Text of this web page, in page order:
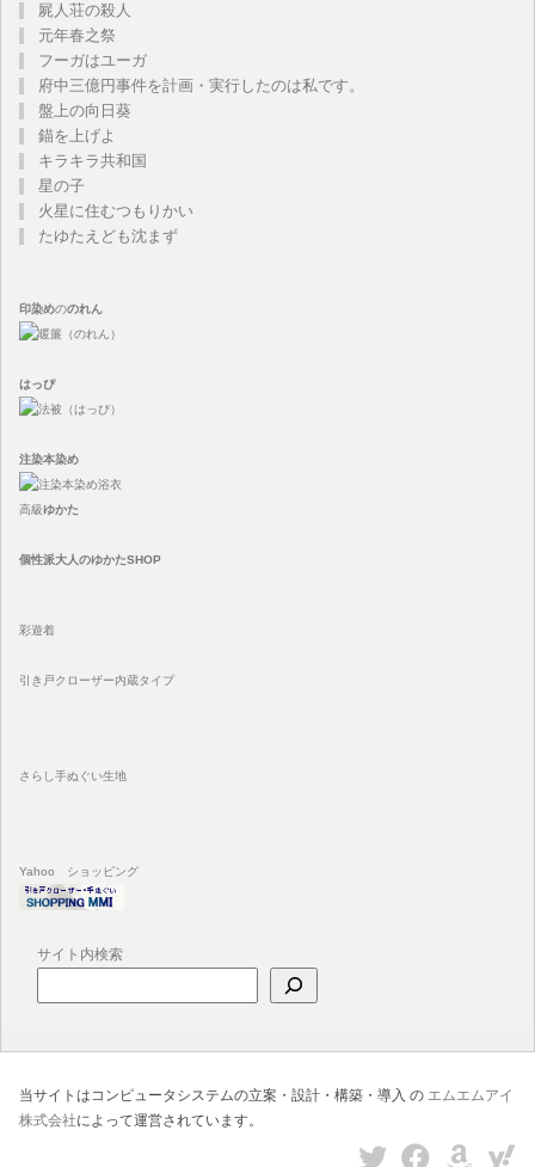
屍人荘の殺人
元年春之祭
フーガはユーガ
府中三億円事件を計画・実行したのは私です。
盤上の向日葵
錨を上げよ
キラキラ共和国
星の子
火星に住むつもりかい
たゆたえども沈まず
印染めののれん
はっぴ
注染本染め
高級ゆかた
個性派大人のゆかたSHOP
彩遊着
引き戸クローザー内蔵タイプ
さらし手ぬぐい生地
Yahoo ショッピング
サイト内検索
当サイトはコンピュータシステムの立案・設計・構築・導入 の エムエムアイ
株式会社によって運営されています。